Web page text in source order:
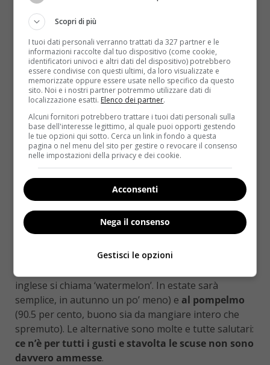
l’alimentazione può provvedere alla causa fino al
20 per cento del totale
cibi ricchi di acqua permette di ridurre il numero dei
bicchieri da assumere nel corso della giornatasenza
compromettere la propria idratazione.
In poche parole, basta scegliere i cibi giusti per
essere già (quasi) a metà dell’opera. In cima alla lista
vanno messii cetrioli, composti di acqua addirittura
per il 97 per cento: all’interno di un’insalata o anche
in un vasetto di yogurt, garantiranno uno spuntino
salutare e dietetico. Seguonoi pomodori(94.5 per
cento di acqua), immancabili nella più
classica dieta
mediterranea: da soli o accompagnati da mozzarella
e basilico, non mancheranno né i liquidi né il gusto.
Al supermercato si dovrà prestare maggiore
92 e il 94 per cento di acqua, a seconda del colore),
inglese si chiama ‘watermelon’. In estate sarà
semplice, in autunno un po’ meno) e al pompelmo
(90.5 per cento, buono sia da mangiare intero che
spremuto). Le alternative sono molte e tutte salutari:
ce n’è per tutti i gusti e stavolta le scuse non sono
davvero ammesse.
Scopri di più
I tuoi dati personali verranno trattati da 327 partner e le
informazioni raccolte dal tuo dispositivo (come cookie,
identificatori univoci e altri dati del dispositivo) potrebbero
essere condivise con questi ultimi, da loro visualizzate e
memorizzate oppure essere usate nello specifico da questo
sito. Noi e i nostri partner potremmo utilizzare dati di
localizzazione esatti. Elenco dei partner.
Alcuni fornitori potrebbero trattare i tuoi dati personali sulla
base dell'interesse legittimo, al quale puoi opporti gestendo
le tue opzioni qui sotto. Cerca un link in fondo a questa
pagina o nel menu del sito per gestire o revocare il consenso
nelle impostazioni della privacy e dei cookie.
Acconsenti
Nega il consenso
Gestisci le opzioni